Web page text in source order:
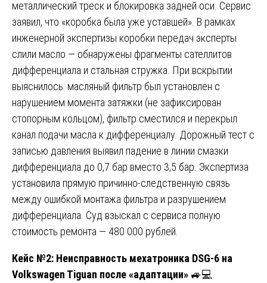
металлический треск и блокировка задней оси. Сервис
заявил, что «коробка была уже уставшей». В рамках
инженерной экспертизы коробки передач эксперты
слили масло — обнаружены фрагменты сателлитов
дифференциала и стальная стружка. При вскрытии
выяснилось: масляный фильтр был установлен с
нарушением момента затяжки (не зафиксирован
стопорным кольцом), фильтр сместился и перекрыл
канал подачи масла к дифференциалу. Дорожный тест с
записью давления выявил падение в линии смазки
дифференциала до 0,7 бар вместо 3,5 бар. Экспертиза
установила прямую причинно-следственную связь
между ошибкой монтажа фильтра и разрушением
дифференциала. Суд взыскал с сервиса полную
стоимость ремонта — 480 000 рублей.
Кейс №2: Неисправность мехатроника DSG-6 на
Volkswagen Tiguan после «адаптации» 🚙💻